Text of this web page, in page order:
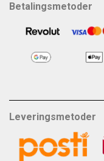
Betalingsmetoder
Leveringsmetoder